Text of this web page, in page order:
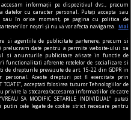
informații pe dispozitivul dvs., precum
cu caracter personal. Puteți accepta sau
în orice moment, pe pagina cu politica de
noștri și nu vă vor afecta navigarea.
Mai
si agentiile de publicitate partenere, precum si
date pentru a permite website-ului sa
si anunturile publicitare afisate in functie de
functionalitati aferente retelelor de socializare si
de drepturile prevazute de art. 15-22 din GDPR in
personal. Aceste drepturi pot fi exercitate prin
TOATE”, acceptati folosirea tuturor Tehnologiilor de
privire la stocarea/accesarea informatiilor de catre
SA MODIFIC SETARILE INDIVIDUAL” puteti
cele legate de cookie strict necesare pentru